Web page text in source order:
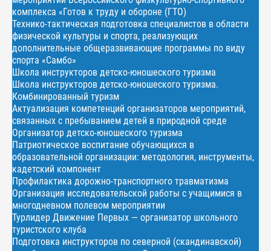
комплекса «Готов к труду и обороне (ГТО)
Технико-тактическая подготовка специалистов в области
физической культуры и спорта, реализующих
дополнительные общеразвивающие программы по виду
спорта «Самбо»
Школа инструкторов детско-юношеского туризма
Школа инструкторов детско-юношеского туризма.
Комбинированный туризм
Актуализация компетенций организаторов мероприятий,
связанных с пребыванием детей в природной среде
Организатор детско-юношеского туризма
Патриотическое воспитание обучающихся в
образовательной организации: методология, инструменты,
кадетский компонент
Профилактика дорожно-транспортного травматизма
Организация исследовательской работы с учащимися в
многодневном полевом мероприятии
Турлидер Движение Первых — организатор школьного
туристского клуба
Подготовка инструкторов по северной (скандинавской)